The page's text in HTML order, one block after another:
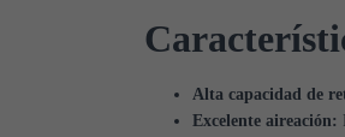
Alta capacidad de
Excelente aireación: